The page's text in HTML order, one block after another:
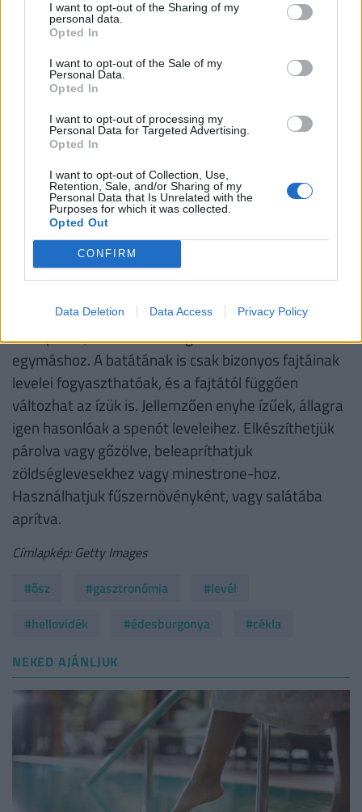
I want to opt-out of the Sharing of my
personal data.
Opted In
I want to opt-out of the Sale of my
Personal Data.
Opted In
I want to opt-out of processing my
Personal Data for Targeted Advertising.
Opted In
I want to opt-out of Collection, Use,
Retention, Sale, and/or Sharing of my
Personal Data that Is Unrelated with the
Purposes for which it was collected.
Opted Out
CONFIRM
Data Deletion Data Access Privacy Policy
Mielőtt rátérnék az édesburgonyára, érdemes
tisztázni: a hagyományos krumpli levelét tilos, még
amikor a burgonya Európába került, rengetegen
meghaltak – ez azért volt, mert ugyanúgy szerették
volna fogyasztani a burgonyát, mint a többi
zöldséget, vagyis a növényen található termést
ették meg. Érdemes tisztában lenni azzal, hogy
nemcsak a burgonya termése, hanem a növény
összes föld felett található része (levelei, hajtásai)
erősen mérgező.
A hagyományos burgonyával ellentétben az
édesburgonya vagy batáta csak nevében rokona a
krumplinak, rendszertanilag semmi közük
egymáshoz. A batátának is csak bizonyos fajtáinak
levelei fogyaszthatóak, és a fajtától függően
változhat az ízük is. Jellemzően enyhe ízűek, állagra
igen hasonlóak a spenót leveleihez. Elkészíthetjük
párolva vagy gőzölve, beleapríthatjuk
zöldséglevesekhez vagy minestrone-hoz.
Használhatjuk fűszernövényként, vagy salátába
aprítva.
Címlapkép: Getty Images
#ősz
#gasztronómia
#levél
#hellovidék
#édesburgonya
#cékla
NEKED AJÁNLJUK